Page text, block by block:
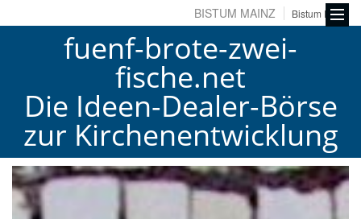
BISTUM MAINZ Bistum Fulda
fuenf-brote-zwei-
fische.net
Die Ideen-Dealer-Börse
zur Kirchenentwicklung